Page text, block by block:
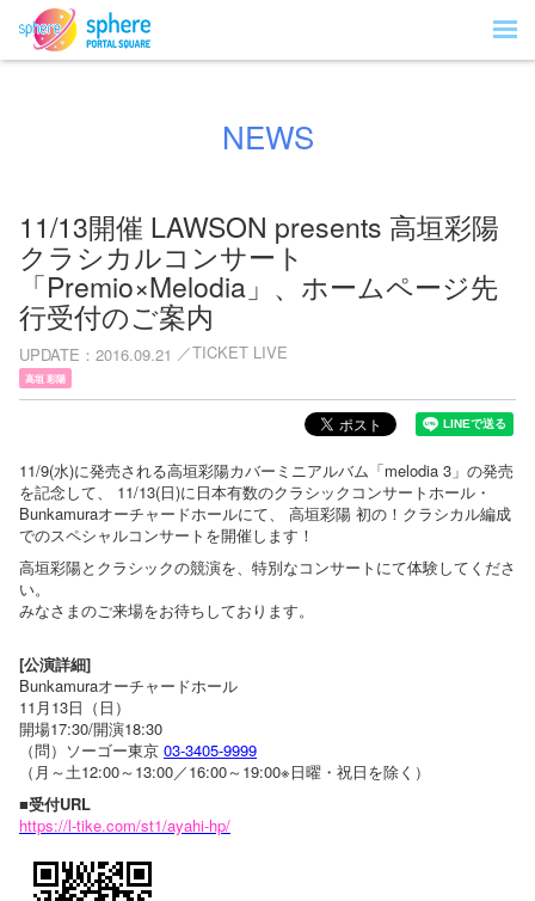
NEWS
11/13開催 LAWSON presents 高垣彩陽
クラシカルコンサート
「Premio×Melodia」、ホームページ先
行受付のご案内
UPDATE 2016.09.21 TICKET LIVE
高垣 彩陽
11/9(水)に発売される高垣彩陽カバーミニアルバム「melodia 3」の発売
を記念して、 11/13(日)に日本有数のクラシックコンサートホール・
Bunkamuraオーチャードホールにて、 高垣彩陽 初の！クラシカル編成
でのスペシャルコンサートを開催します！
高垣彩陽とクラシックの競演を、特別なコンサートにて体験してくださ
い。
みなさまのご来場をお待ちしております。
[公演詳細]
Bunkamuraオーチャードホール
11月13日（日）
開場17:30/開演18:30
（問）ソーゴー東京 03-3405-9999
（月～土12:00～13:00／16:00～19:00※日曜・祝日を除く）
■受付URL
https://l-tike.com/st1/ayahi-hp/